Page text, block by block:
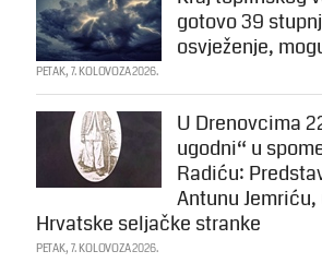
gotovo 39
osvježenje,
PETAK, 7. KOLOVOZA 2026.
U Drenovcima
ugodni“ u
Radiću:
Antunu
Hrvatske seljačke stranke
PETAK, 7. KOLOVOZA 2026.